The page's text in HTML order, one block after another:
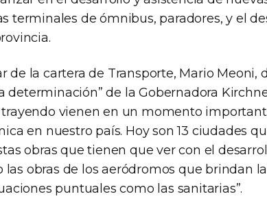
terminales de ómnibus, paradores, y el
de la cartera de Transporte, Mario Meoni,
determinación” de la Gobernadora
vienen en un momento
en nuestro país. Hoy son 13 ciudades
obras que tienen que ver con el
las obras de los aeródromos que brindan
puntuales como las sanitarias”.